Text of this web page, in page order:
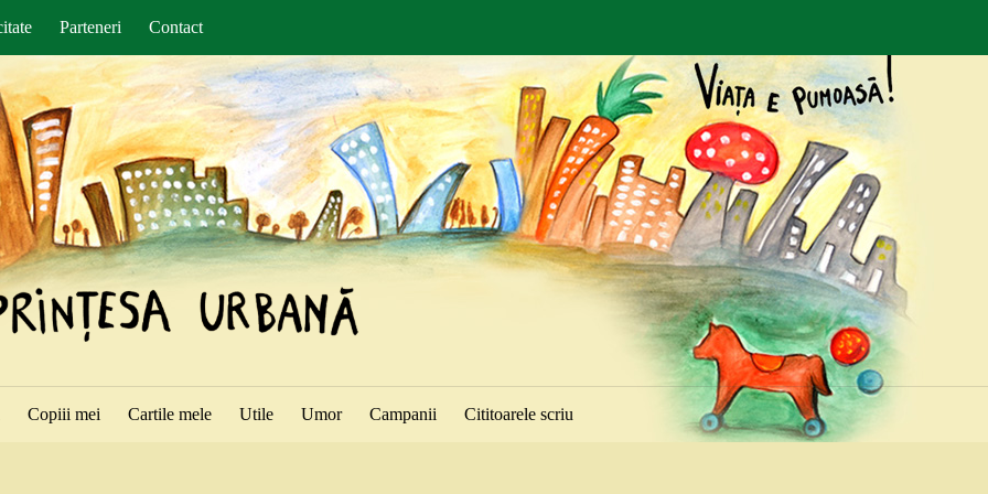
Parteneri Contact
Copiii mei Cartile mele Utile Umor Campanii Cititoarele scriu